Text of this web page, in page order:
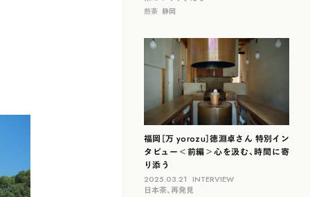
煎茶 静岡
福岡［万 yorozu］徳淵卓さん 特別イン
タビュー＜前編＞心を汲む、時間に寄
り添う
2025.03.21 INTERVIEW
日本茶、再発見